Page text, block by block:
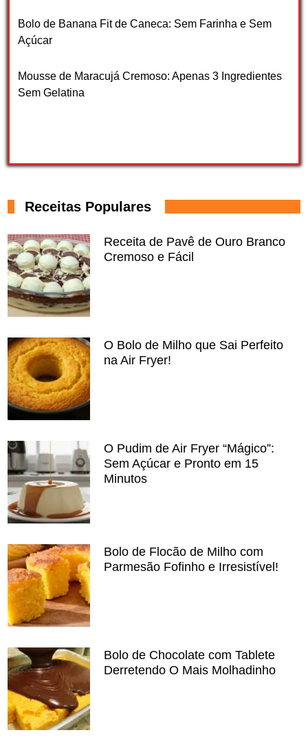
Bolo de Banana Fit de Caneca: Sem Farinha e Sem
Açúcar
Mousse de Maracujá Cremoso: Apenas 3 Ingredientes
Sem Gelatina
Receitas Populares
Receita de Pavê de Ouro Branco
Cremoso e Fácil
O Bolo de Milho que Sai Perfeito
na Air Fryer!
O Pudim de Air Fryer “Mágico”:
Sem Açúcar e Pronto em 15
Minutos
Bolo de Flocão de Milho com
Parmesão Fofinho e Irresistível!
Bolo de Chocolate com Tablete
Derretendo O Mais Molhadinho